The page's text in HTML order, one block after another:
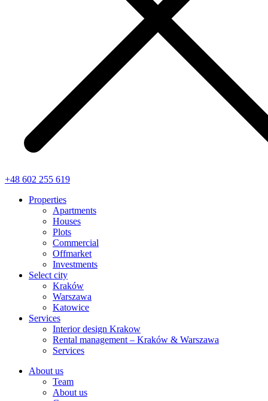
+48 602 255 619
Properties
Apartments
Houses
Plots
Commercial
Offmarket
Investments
Select city
Kraków
Warszawa
Katowice
Services
Interior design Krakow
Rental management – Kraków & Warszawa
Services
About us
Team
About us